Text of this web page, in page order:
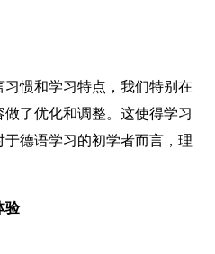
惯和学习特点，我们特别在
了优化和调整。这使得学习
德语学习的初学者而言，理
提升阅读体验